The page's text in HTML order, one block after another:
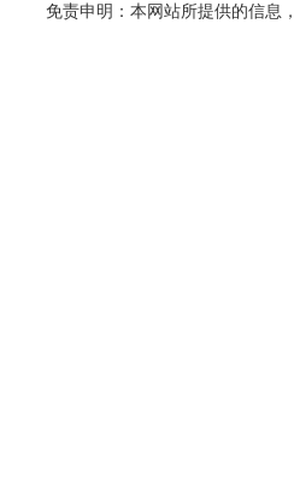
免责申明：本网站所提供的信息